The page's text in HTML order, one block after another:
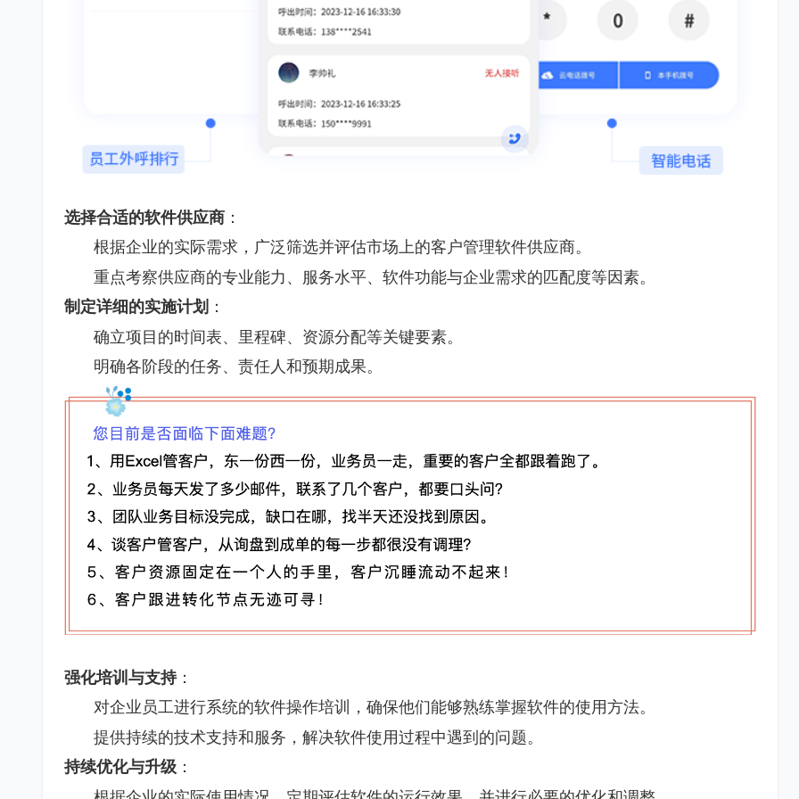
选择合适的软件供应商 ：
根据企业的实际需求，广泛筛选并评估市场上的客户管理软件供应商。
重点考察供应商的专业能力、服务水平、软件功能与企业需求的匹配度等因素。
制定详细的实施计划 ：
确立项目的时间表、里程碑、资源分配等关键要素。
明确各阶段的任务、责任人和预期成果。
强化培训与支持：
对企业员工进行系统的软件操作培训，确保他们能够熟练掌握软件的使用方法。
提供持续的技术支持和服务，解决软件使用过程中遇到的问题。
持续优化与升级 ：